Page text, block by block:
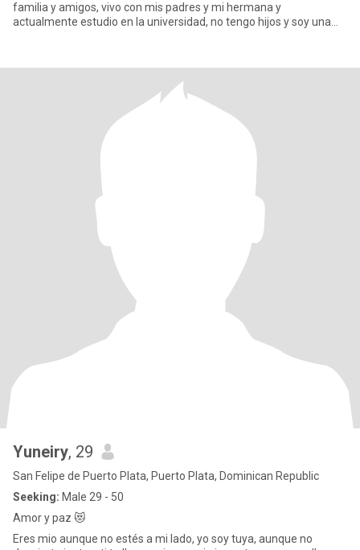
familia y amigos, vivo con mis padres y mi hermana y
actualmente estudio en la universidad, no tengo hijos y soy una
Yuneiry, 29
San Felipe de Puerto Plata, Puerto Plata, Dominican Republic
Seeking: Male 29 - 50
Amor y paz 😻
Eres mio aunque no estés a mi lado, yo soy tuya, aunque no